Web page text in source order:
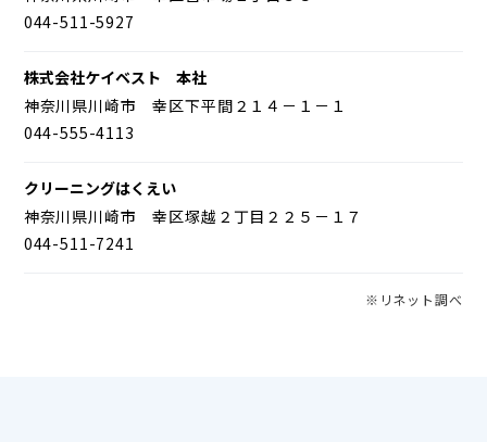
044-511-5927
株式会社ケイベスト 本社
神奈川県川崎市 幸区下平間２１４－１－１
044-555-4113
クリーニングはくえい
神奈川県川崎市 幸区塚越２丁目２２５－１７
044-511-7241
※リネット調べ